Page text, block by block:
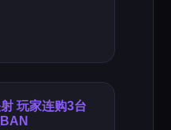
玩家连购3台